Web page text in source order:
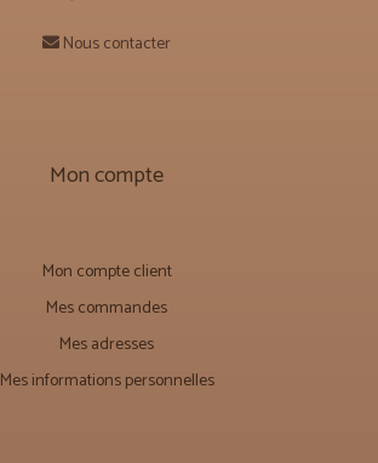
Nous contacter
Mon compte
Mon compte client
Mes commandes
Mes adresses
Mes informations personnelles